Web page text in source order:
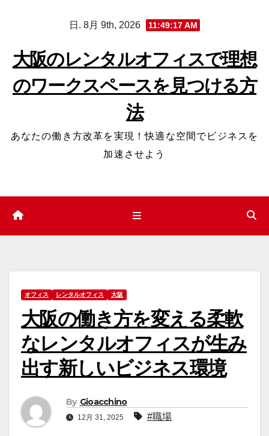
日. 8月 9th, 2026 11:49:18 AM
大阪のレンタルオフィスで理想
のワークスペースを見つける方
法
あなたの働き方改革を実現！快適な空間でビジネスを
加速させよう
オフィス レンタルオフィス 大阪
大阪の働き方を変える柔軟
なレンタルオフィスが生み
出す新しいビジネス環境
By Gioacchino
12月 31, 2025 #職場